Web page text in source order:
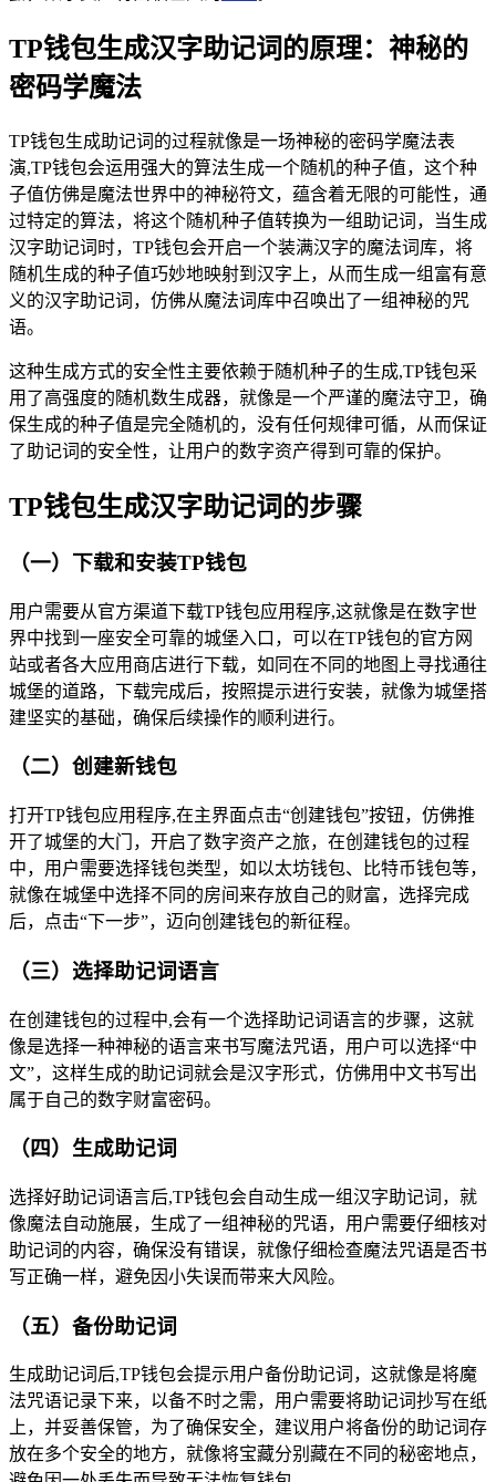
TP钱包生成汉字助记词的原理：神秘的
密码学魔法
TP钱包生成助记词的过程就像是一场神秘的密码学魔法表
演,TP钱包会运用强大的算法生成一个随机的种子值，这个种
子值仿佛是魔法世界中的神秘符文，蕴含着无限的可能性，通
过特定的算法，将这个随机种子值转换为一组助记词，当生成
汉字助记词时，TP钱包会开启一个装满汉字的魔法词库，将
随机生成的种子值巧妙地映射到汉字上，从而生成一组富有意
义的汉字助记词，仿佛从魔法词库中召唤出了一组神秘的咒
语。
这种生成方式的安全性主要依赖于随机种子的生成,TP钱包采
用了高强度的随机数生成器，就像是一个严谨的魔法守卫，确
保生成的种子值是完全随机的，没有任何规律可循，从而保证
了助记词的安全性，让用户的数字资产得到可靠的保护。
TP钱包生成汉字助记词的步骤
（一）下载和安装TP钱包
用户需要从官方渠道下载TP钱包应用程序,这就像是在数字世
界中找到一座安全可靠的城堡入口，可以在TP钱包的官方网
站或者各大应用商店进行下载，如同在不同的地图上寻找通往
城堡的道路，下载完成后，按照提示进行安装，就像为城堡搭
建坚实的基础，确保后续操作的顺利进行。
（二）创建新钱包
打开TP钱包应用程序,在主界面点击“创建钱包”按钮，仿佛推
开了城堡的大门，开启了数字资产之旅，在创建钱包的过程
中，用户需要选择钱包类型，如以太坊钱包、比特币钱包等，
就像在城堡中选择不同的房间来存放自己的财富，选择完成
后，点击“下一步”，迈向创建钱包的新征程。
（三）选择助记词语言
在创建钱包的过程中,会有一个选择助记词语言的步骤，这就
像是选择一种神秘的语言来书写魔法咒语，用户可以选择“中
文”，这样生成的助记词就会是汉字形式，仿佛用中文书写出
属于自己的数字财富密码。
（四）生成助记词
选择好助记词语言后,TP钱包会自动生成一组汉字助记词，就
像魔法自动施展，生成了一组神秘的咒语，用户需要仔细核对
助记词的内容，确保没有错误，就像仔细检查魔法咒语是否书
写正确一样，避免因小失误而带来大风险。
（五）备份助记词
生成助记词后,TP钱包会提示用户备份助记词，这就像是将魔
法咒语记录下来，以备不时之需，用户需要将助记词抄写在纸
上，并妥善保管，为了确保安全，建议用户将备份的助记词存
放在多个安全的地方，就像将宝藏分别藏在不同的秘密地点，